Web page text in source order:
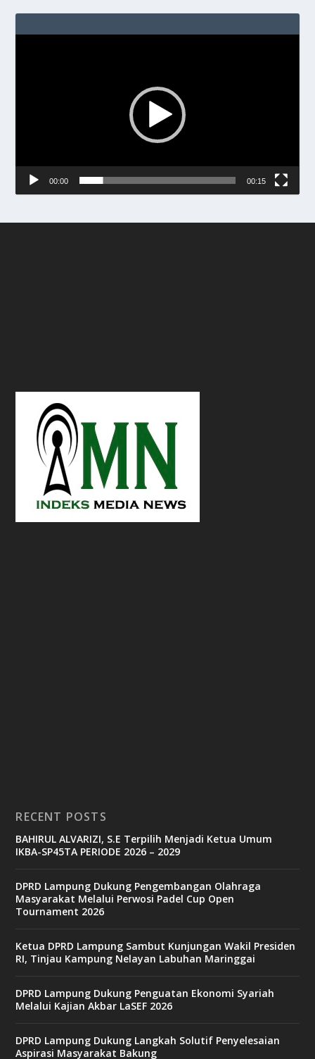
00:00 00:15
RECENT POSTS
BAHIRUL ALVARIZI, S.E Terpilih Menjadi Ketua Umum
IKBA-SP45TA PERIODE 2026 – 2029
DPRD Lampung Dukung Pengembangan Olahraga
Masyarakat Melalui Perwosi Padel Cup Open
Tournament 2026
Ketua DPRD Lampung Sambut Kunjungan Wakil Presiden
RI, Tinjau Kampung Nelayan Labuhan Maringgai
DPRD Lampung Dukung Penguatan Ekonomi Syariah
Melalui Kajian Akbar LaSEF 2026
DPRD Lampung Dukung Langkah Solutif Penyelesaian
Aspirasi Masyarakat Bakung